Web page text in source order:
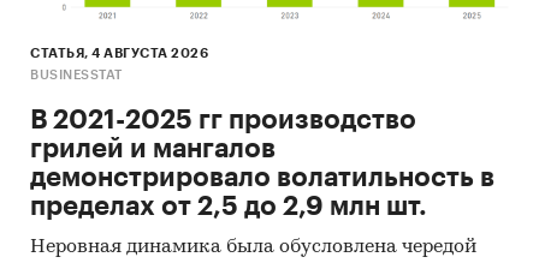
СТАТЬЯ, 4 АВГУСТА 2026
BUSINESSTAT
В 2021-2025 гг производство
грилей и мангалов
демонстрировало волатильность в
пределах от 2,5 до 2,9 млн шт.
Неровная динамика была обусловлена чередой